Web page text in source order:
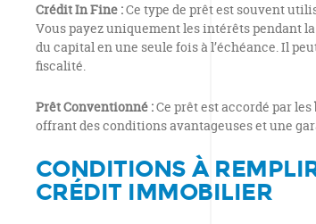
Crédit In Fine :Ce type de prêt est souvent
Vous payez uniquement les intérêts pendant
du capital en une seule fois à l’échéance. Il
fiscalité.
Prêt Conventionné :Ce prêt est accordé par les
offrant des conditions avantageuses et une
CONDITIONS À
CRÉDIT IMMOBILIER